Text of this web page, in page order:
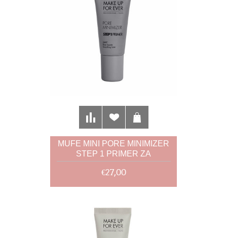
MUFE MINI PORE MINIMIZER
STEP 1 PRIMER ZA
SMANJENJE PORA
€27,00